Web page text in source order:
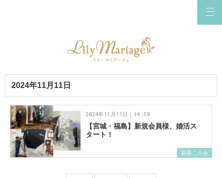
2024年11月11日
新規ご入会
【宮城・福島】新規会員様、婚活ス
タート！
2024年11月11日｜14:59